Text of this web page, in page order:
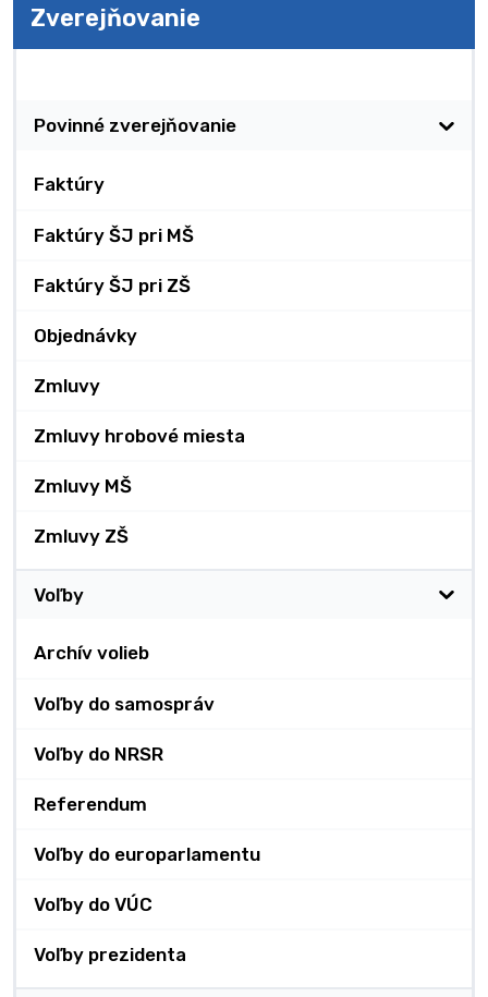
Zverejňovanie
Povinné zverejňovanie
Faktúry
Faktúry ŠJ pri MŠ
Faktúry ŠJ pri ZŠ
Objednávky
Zmluvy
Zmluvy hrobové miesta
Zmluvy MŠ
Zmluvy ZŠ
Voľby
Archív volieb
Voľby do samospráv
Voľby do NRSR
Referendum
Voľby do europarlamentu
Voľby do VÚC
Voľby prezidenta